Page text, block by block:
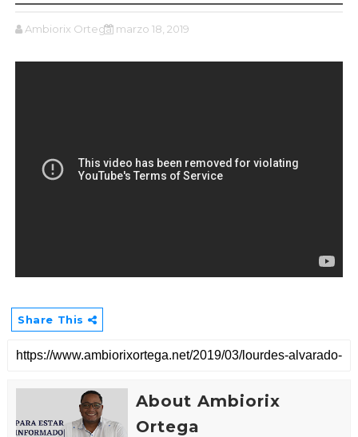
Ambiorix Ortega marzo 18, 2019
Share This
About Ambiorix
Ortega